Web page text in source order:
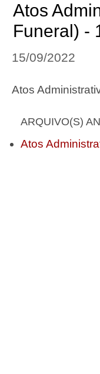
Atos
Funeral) -
15/09/2022
Atos
ARQUIVO(S)
Atos